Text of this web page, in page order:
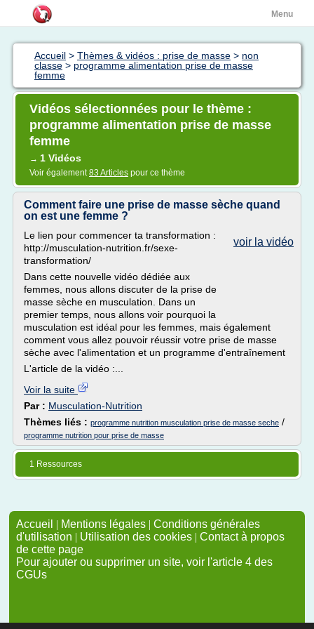
Menu
Accueil > Thèmes & vidéos : prise de masse > non
classe > programme alimentation prise de masse
femme
Vidéos sélectionnées pour le thème :
programme alimentation prise de masse
femme
→ 1 Vidéos
Voir également83 Articles pour ce thème
Comment faire une prise de masse sèche quand
on est une femme ?
voir la vidéo
Le lien pour commencer ta transformation :
http://musculation-nutrition.fr/sexe-
transformation/
Dans cette nouvelle vidéo dédiée aux
femmes, nous allons discuter de la prise de
masse sèche en musculation. Dans un
premier temps, nous allons voir pourquoi la
musculation est idéal pour les femmes, mais également
comment vous allez pouvoir réussir votre prise de masse
sèche avec l'alimentation et un programme d'entraînement
L'article de la vidéo :...
Voir la suite
Par : Musculation-Nutrition
Thèmes liés : programme nutrition musculation prise de masse seche /
programme nutrition pour prise de masse
1 Ressources
Accueil | Mentions légales | Conditions générales
d'utilisation | Utilisation des cookies | Contact à propos
de cette page
Pour ajouter ou supprimer un site, voir l'article 4 des
CGUs